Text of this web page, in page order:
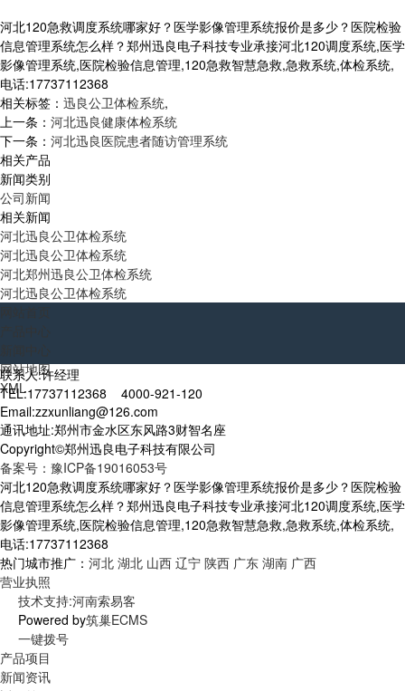
河北120急救调度系统哪家好？医学影像管理系统报价是多少？医院检验
信息管理系统怎么样？郑州迅良电子科技专业承接河北120调度系统,医学
影像管理系统,医院检验信息管理,120急救智慧急救,急救系统,体检系统,
电话:17737112368
相关标签： 迅良公卫体检系统,
上一条： 河北迅良健康体检系统
下一条： 河北迅良医院患者随访管理系统
相关产品
新闻类别
公司新闻
相关新闻
河北迅良公卫体检系统
河北迅良公卫体检系统
河北郑州迅良公卫体检系统
河北迅良公卫体检系统
网站地图
XML
联系人:许经理
TEL:17737112368 4000-921-120
Email:zzxunliang@126.com
通讯地址:郑州市金水区东风路3财智名座
Copyright©郑州迅良电子科技有限公司
备案号：豫ICP备19016053号
河北120急救调度系统哪家好？医学影像管理系统报价是多少？医院检验
信息管理系统怎么样？郑州迅良电子科技专业承接河北120调度系统,医学
影像管理系统,医院检验信息管理,120急救智慧急救,急救系统,体检系统,
电话:17737112368
热门城市推广： 河北 湖北 山西 辽宁 陕西 广东 湖南 广西
营业执照
技术支持:河南索易客
Powered by筑巢ECMS
一键拨号
产品项目
新闻资讯